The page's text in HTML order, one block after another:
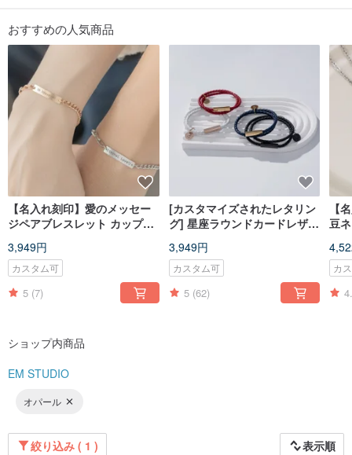
おすすめの人気商品
【名入れ刻印】愛のメッセー
ジペアブレスレット カップル
3,949円
カスタム可
5 (7)
[カスタマイズされたレタリン
グ] 星座ラウンドカードレザー
レンドのためのレザー織りブ
レスレット| 4色
3,949円
カスタム可
5 (62)
【
豆
カ
ショップ内商品
EM STUDIO
オパール
絞り込み ( 1 ) 表示順